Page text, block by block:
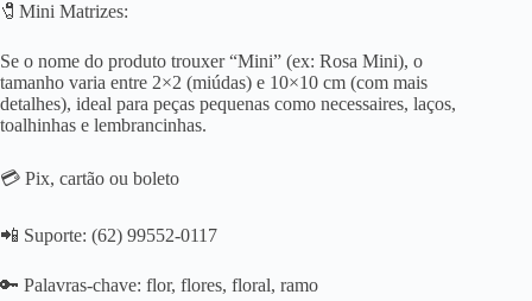
🧷Mini Matrizes:
Se o nome do produto trouxer “Mini” (ex: Rosa Mini), o
tamanho varia entre 2×2 (miúdas) e 10×10 cm (com mais
detalhes), ideal para peças pequenas como necessaires, laços,
toalhinhas e lembrancinhas.
💳 Pix, cartão ou boleto
📲 Suporte: (62) 99552-0117
🔑 Palavras-chave: flor, flores, floral, ramo